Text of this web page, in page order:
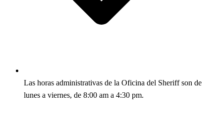
Las horas administrativas de la Oficina del Sheriff son de
lunes a viernes, de 8:00 am a 4:30 pm.